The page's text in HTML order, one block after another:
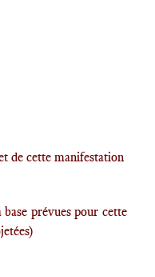
de cette manifestation
prévues pour cette